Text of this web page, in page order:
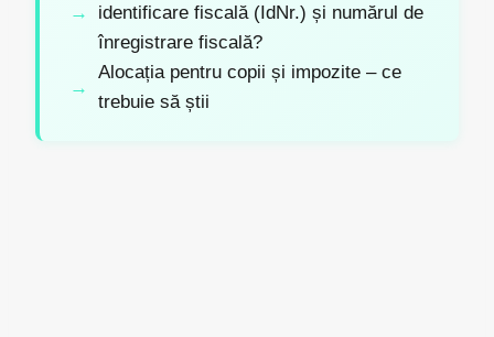
identificare fiscală (IdNr.) și numărul de
înregistrare fiscală?
Alocația pentru copii și impozite – ce
trebuie să știi